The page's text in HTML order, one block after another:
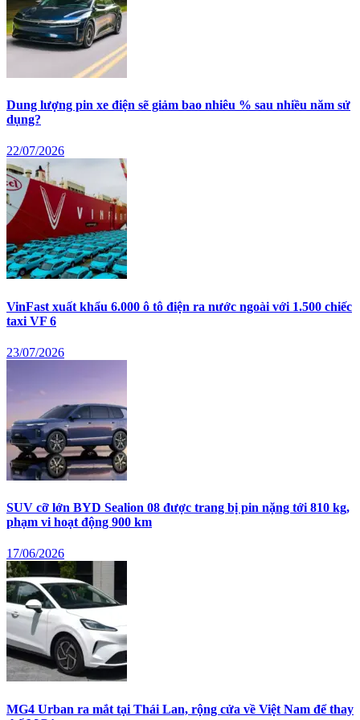
Dung lượng pin xe điện sẽ giảm bao nhiêu % sau nhiều năm sử
dụng?
22/07/2026
VinFast xuất khẩu 6.000 ô tô điện ra nước ngoài với 1.500 chiếc
taxi VF 6
23/07/2026
SUV cỡ lớn BYD Sealion 08 được trang bị pin nặng tới 810 kg,
phạm vi hoạt động 900 km
17/06/2026
MG4 Urban ra mắt tại Thái Lan, rộng cửa về Việt Nam để thay